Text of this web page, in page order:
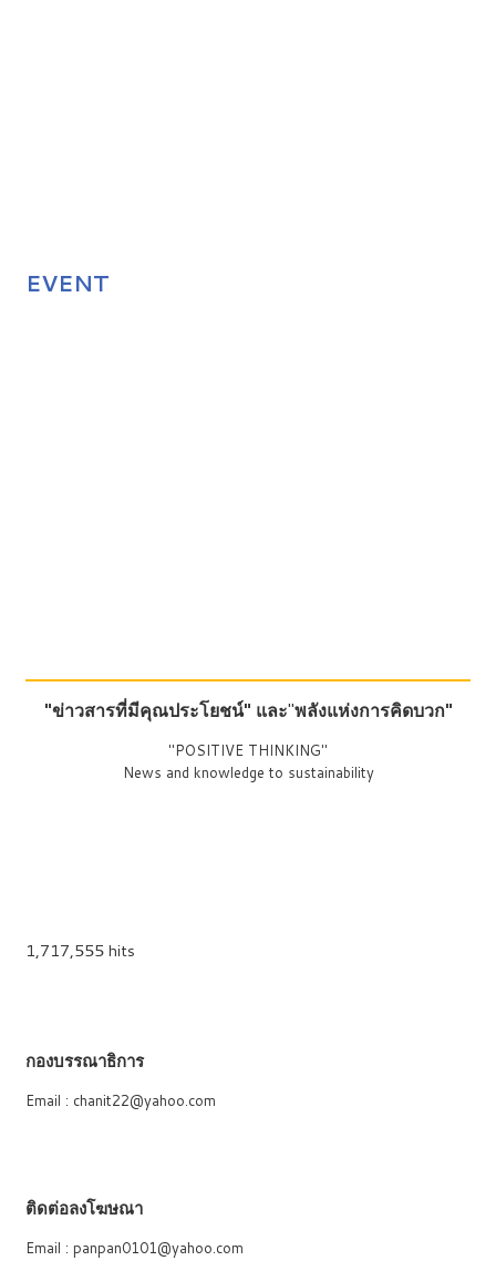
EVENT
"ข่าวสารที่มีคุณประโยชน์" และ"พลังแห่งการคิดบวก"
"POSITIVE THINKING"
News and knowledge to sustainability
1,717,555 hits
กองบรรณาธิการ
Email : chanit22@yahoo.com
ติดต่อลงโฆษณา
Email : panpan0101@yahoo.com